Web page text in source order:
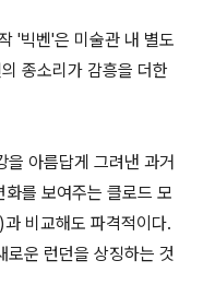
'빅벤'은 미술관 내 별도
종소리가 감흥을 더한
을 아름답게 그려낸 과거
를 보여주는 클로드 모
비교해도 파격적이다.
로운 런던을 상징하는 것